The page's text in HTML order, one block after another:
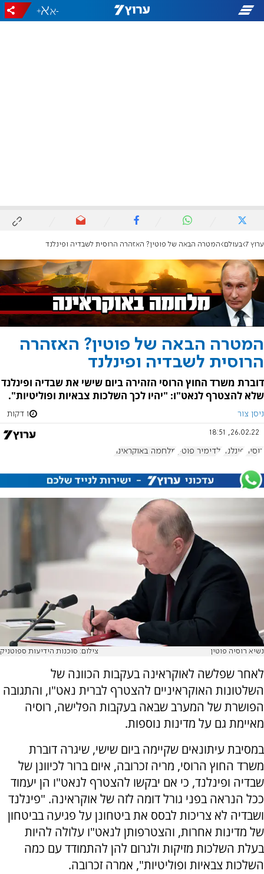
-
+
ערוץ 7 בעולם המטרה הבאה של פוטין? האזהרה הרוסית לשבדיה ופינלנד
המטרה הבאה של פוטין? האזהרה
הרוסית לשבדיה ופינלנד
דוברת משרד החוץ הרוסי הזהירה ביום שישי את שבדיה ופינלנד
שלא להצטרף לנאט"ו: "יהיו לכך השלכות צבאיות ופוליטיות".
ניסן צור 1 דקות
26.02.22, 18:51
רוסיה פינלנד ולדימיר פוטין מלחמה באוקראינה
נשיא רוסיה פוטין צילום: סוכנות הידיעות ספוטניק
לאחר שפלשה לאוקראינה בעקבות הכוונה של
השלטונות האוקראיניים להצטרף לברית נאט"ו, והתגובה
הפושרת של המערב שבאה בעקבות הפלישה, רוסיה
מאיימת גם על מדינות נוספות.
במסיבת עיתונאים שקיימה ביום שישי, שיגרה דוברת
משרד החוץ הרוסי, מריה זכרובה, איום ברור לכיוונן של
שבדיה ופינלנד, כי אם יבקשו להצטרף לנאט"ו הן יעמוד
ככל הנראה בפני גורל דומה לזה של אוקראינה. "פינלנד
ושבדיה לא צריכות לבסס את ביטחונן על פגיעה בביטחון
של מדינות אחרות, והצטרפותן לנאט"ו עלולה להיות
בעלת השלכות מזיקות ולגרום להן להתמודד עם כמה
השלכות צבאיות ופוליטיות", אמרה זכרובה.